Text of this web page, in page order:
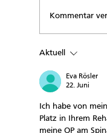
Ich hatte
Kommentar
Aktuell
Eva Rösler
22. Juni
Ich habe von
Platz in Ihrem
meine OP am